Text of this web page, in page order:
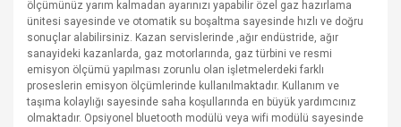
ölçümünüz yarım kalmadan ayarınızı yapabilir özel gaz hazırlama
ünitesi sayesinde ve otomatik su boşaltma sayesinde hızlı ve doğru
sonuçlar alabilirsiniz. Kazan servislerinde ,ağır endüstride, ağır
sanayideki kazanlarda, gaz motorlarında, gaz türbini ve resmi
emisyon ölçümü yapılması zorunlu olan işletmelerdeki farklı
proseslerin emisyon ölçümlerinde kullanılmaktadır. Kullanım ve
taşıma kolaylığı sayesinde saha koşullarında en büyük yardımcınız
olmaktadır. Opsiyonel bluetooth modülü veya wifi modülü sayesinde